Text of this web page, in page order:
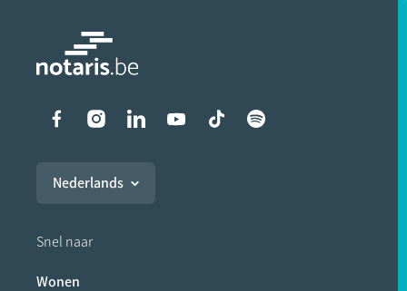
Liens vers les réseaux
Nederlands
Snel naar
Wonen